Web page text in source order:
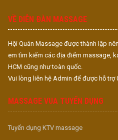
VỀ DIỄN ĐÀN MASSAGE
Hội Quán Massage được thành lập
em tìm kiếm các địa điểm massage,
HCM cũng như toàn quốc.
Vui lòng liên hệ Admin để được hỗ trợ
MASSAGE VUA TUYỂN DỤNG
Tuyển dụng KTV massage